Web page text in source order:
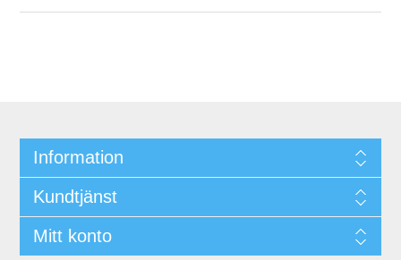
Information
Kundtjänst
Mitt konto